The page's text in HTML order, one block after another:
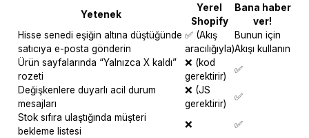
Yetenek
Yerel
Shopify
Bana haber
ver!
Hisse senedi eşiğin altına düştüğünde
satıcıya e-posta gönderin
✅ (Akış
aracılığıyla)
Bunun için
Akışı kullanın
Ürün sayfalarında “Yalnızca X kaldı”
rozeti
❌ (kod
gerektirir)
✅
Değişkenlere duyarlı acil durum
mesajları
❌ (JS
gerektirir)
✅
Stok sıfıra ulaştığında müşteri
bekleme listesi
❌
✅